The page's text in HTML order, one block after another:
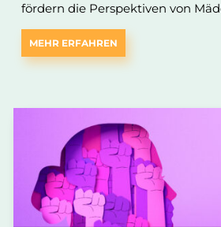
fördern die Perspektiven von
MEHR ERFAHREN